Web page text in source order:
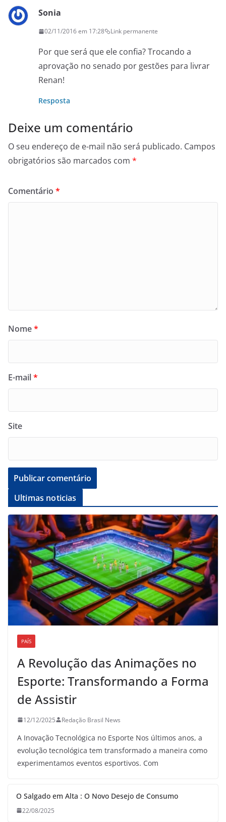
Sonia
02/11/2016 em 17:28 Link permanente
Por que será que ele confia? Trocando a
aprovação no senado por gestões para livrar
Renan!
Resposta
Deixe um comentário
O seu endereço de e-mail não será publicado. Campos
obrigatórios são marcados com *
Comentário *
Nome*
E-mail*
Site
Ultimas noticias
PAÍS
A Revolução das Animações no
Esporte: Transformando a Forma
de Assistir
12/12/2025 Redação Brasil News
A Inovação Tecnológica no Esporte Nos últimos anos, a
evolução tecnológica tem transformado a maneira como
experimentamos eventos esportivos. Com
O Salgado em Alta : O Novo Desejo de Consumo
22/08/2025